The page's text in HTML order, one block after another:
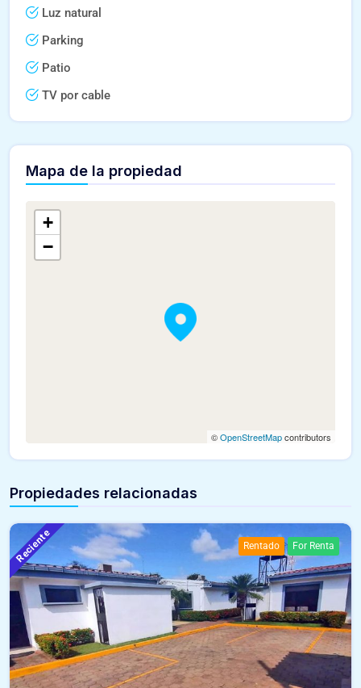
Luz natural
Parking
Patio
TV por cable
Mapa de la propiedad
+
−
©OpenStreetMapcontributors
Propiedades relacionadas
Reciente Rentado For Renta